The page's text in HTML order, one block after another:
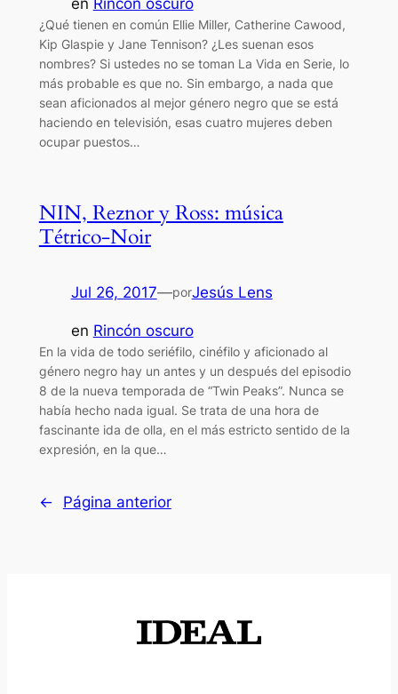
¿Qué tienen en común Ellie Miller, Catherine Cawood,
Kip Glaspie y Jane Tennison? ¿Les suenan esos
nombres? Si ustedes no se toman La Vida en Serie, lo
más probable es que no. Sin embargo, a nada que
sean aficionados al mejor género negro que se está
haciendo en televisión, esas cuatro mujeres deben
ocupar puestos…
NIN, Reznor y Ross: música
Tétrico-Noir
Jul 26, 2017—porJesús Lens
en Rincón oscuro
En la vida de todo seriéfilo, cinéfilo y aficionado al
género negro hay un antes y un después del episodio
8 de la nueva temporada de “Twin Peaks”. Nunca se
había hecho nada igual. Se trata de una hora de
fascinante ida de olla, en el más estricto sentido de la
expresión, en la que…
← Página anterior